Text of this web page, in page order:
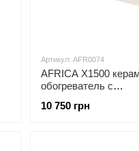
Артикул: AFR0074
AFRICA X1500
обогреватель с
10 750 грн